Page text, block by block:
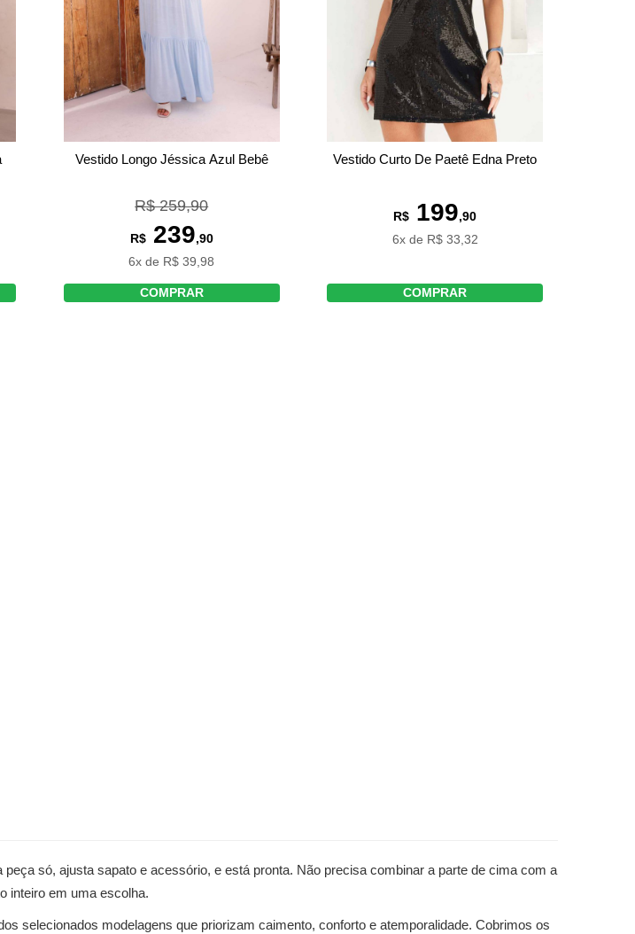
Vestido Longo Jéssica Azul Bebê
R$ 259,90
R$239,90
6x de R$ 39,98
COMPRAR
Vestido Curto De Paetê Edna Preto
R$ 199,90
6x de R$ 33,32
COMPRAR
só, ajusta sapato e acessório, e está pronta. Não precisa combinar a parte de cima com a
inteiro em uma escolha.
selecionados modelagens que priorizam caimento, conforto e atemporalidade. Cobrimos os